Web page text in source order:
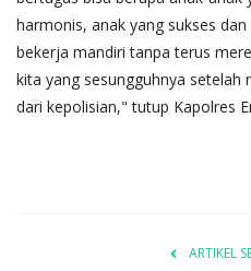
harmonis, anak yang sukses
bekerja mandiri tanpa terus
kita yang sesungguhnya setelah
dari kepolisian," tutup Kapolres
ARTIKEL